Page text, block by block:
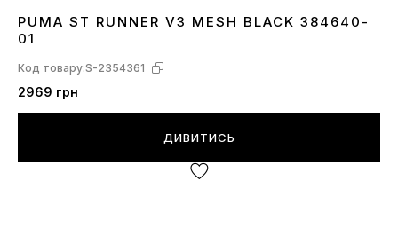
3644.5
PUMA ST RUNNER V3 MESH BLACK 384640-
01
Код товару:S-2354361
2969 грн
ДИВИТИСЬ